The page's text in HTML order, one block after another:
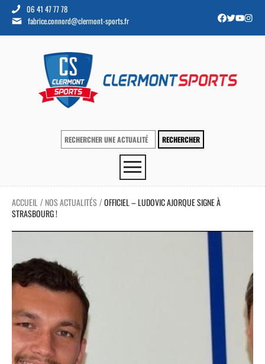
06 41 47 77 78
fabrice.connord@clermont-sports.fr
ACCUEIL / NOS ACTUALITÉS /OFFICIEL – LUDOVIC AJORQUE SIGNE À
STRASBOURG !